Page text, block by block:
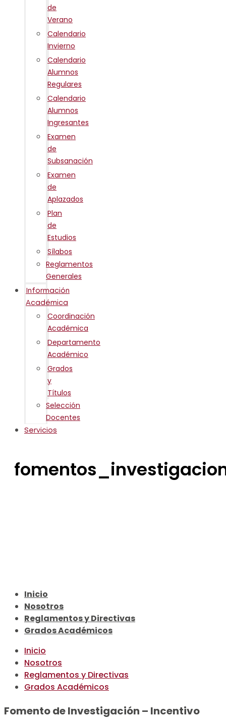
de
Verano
Calendario
Invierno
Calendario
Alumnos
Regulares
Calendario
Alumnos
Ingresantes
Examen
de
Subsanación
Examen
de
Aplazados
Plan
de
Estudios
Sílabos
Reglamentos
Generales
Información
Académica
Coordinación
Académica
Departamento
Académico
Grados
y
Títulos
Selección
Docentes
Servicios
Inicio
Nosotros
Reglamentos y Directivas
Grados Académicos
Inicio
Nosotros
Reglamentos y Directivas
Grados Académicos
Fomento de Investigación – Incentivo